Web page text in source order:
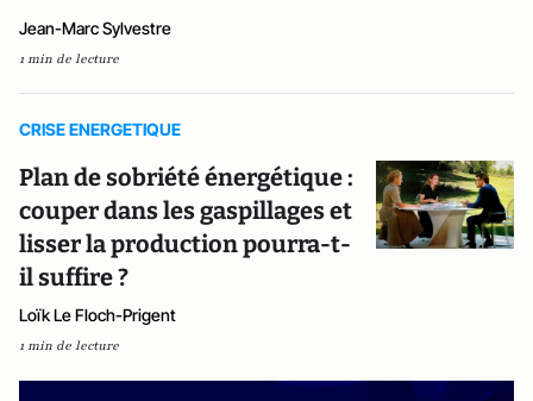
Jean-Marc Sylvestre
1 min de lecture
CRISE ENERGETIQUE
Plan de sobriété énergétique :
couper dans les gaspillages et
lisser la production pourra-t-
il suffire ?
Loïk Le Floch-Prigent
1 min de lecture